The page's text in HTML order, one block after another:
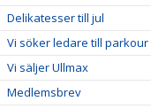
Delikatesser till jul
Vi söker ledare till parkour
Vi säljer Ullmax
Medlemsbrev